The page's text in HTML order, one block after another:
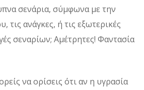
σενάρια, σύμφωνα με την
τις ανάγκες, ή τις εξωτερικές
σεναρίων; Αμέτρητες! Φαντασία
να ορίσεις ότι αν η υγρασία